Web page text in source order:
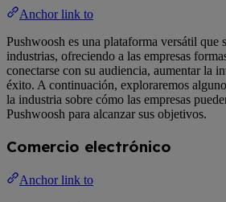
Anchor link to
Pushwoosh es una plataforma versátil que
industrias, ofreciendo a las empresas
conectarse con su audiencia, aumentar la
éxito. A continuación, exploraremos
la industria sobre cómo las empresas
Pushwoosh para alcanzar sus objetivos.
Comercio electrónico
Anchor link to